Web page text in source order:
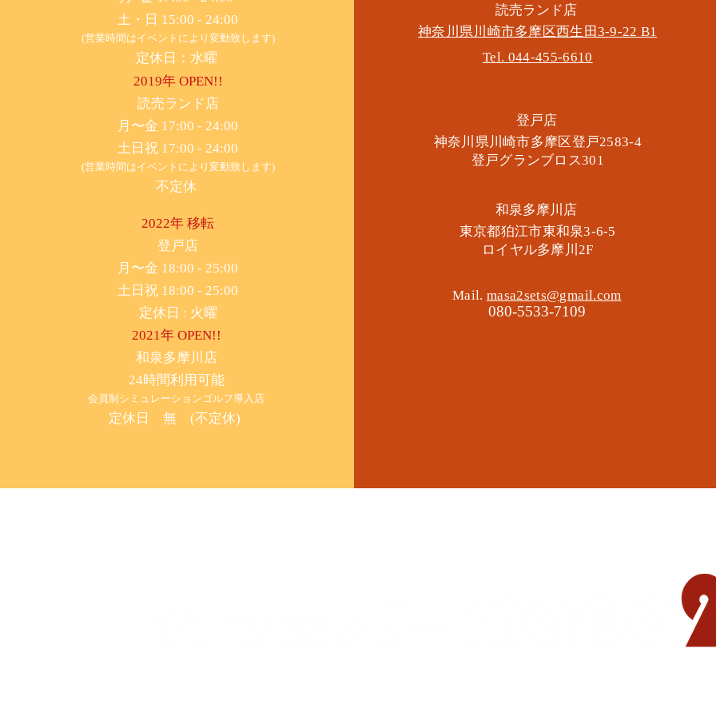
土・日 15:00 - 24:00
(営業時間はイベントにより変動致します)
定休日：水曜
2019年 OPEN!!
​読売ランド店
月〜金 17:00 - 24:00
土日祝 17:00 - 24:00
(営業時間はイベントにより変動致します)
不定休
2022年 移転
​登戸店
月〜金 18:00 - 25:00
土日祝 18:00 - 25:00
​定休日 : 火曜
2021年 OPEN!!
​和泉多摩川店
24時間利用可能
​会員制シミュレーションゴルフ導入店
定休日 無 (不定休)
​読売ランド店
神奈川県川崎市多摩区​西生田3-9-22 B1
Tel. 044-455-6610
​登戸店
神奈川県川崎市多摩区​登戸2583-4
​登戸グランブロス301
​和泉多摩川店
東京都狛江市東和泉3-6-5
​ロイヤル多摩川2F
Mail.masa2sets@gmail.com
080-5533-7109